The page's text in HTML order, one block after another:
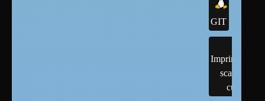
GIT
Imprimantes,
scanner,
cups